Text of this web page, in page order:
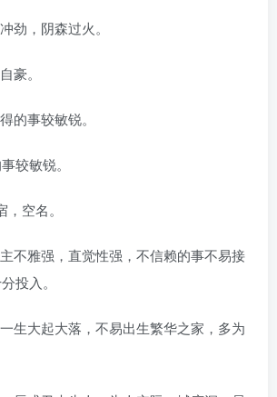
劲，阴森过火。
豪。
的事较敏锐。
较敏锐。
空名。
不雅强，直觉性强，不信赖的事不易接
投入。
生大起大落，不易出生繁华之家，多为